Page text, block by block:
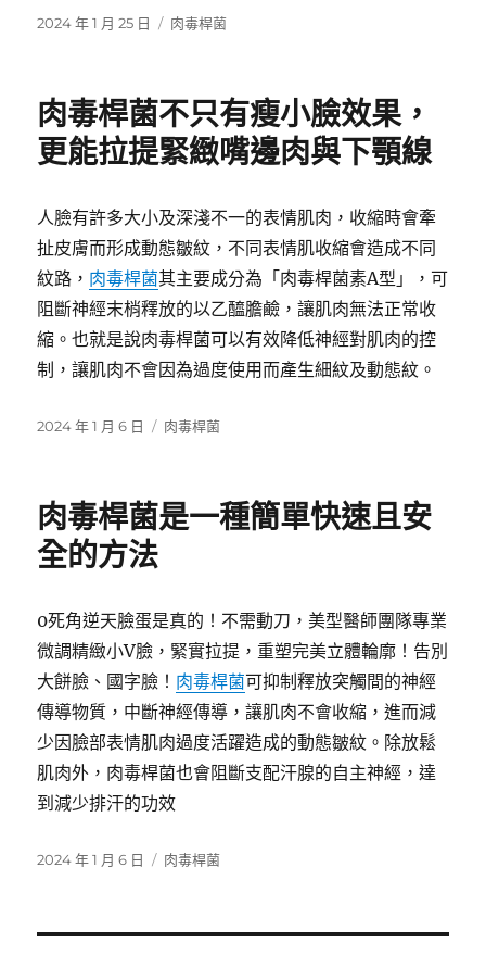
發
2024 年 1 月 25 日
分
肉毒桿菌
肉毒桿菌不只有瘦小臉效果，
更能拉提緊緻嘴邊肉與下顎線
人臉有許多大小及深淺不一的表情肌肉，收縮時會牽
扯皮膚而形成動態皺紋，不同表情肌收縮會造成不同
紋路， 肉毒桿菌其主要成分為「肉毒桿菌素A型」，可
阻斷神經末梢釋放的以乙醯膽鹼，讓肌肉無法正常收
縮。也就是說肉毒桿菌可以有效降低神經對肌肉的控
制，讓肌肉不會因為過度使用而產生細紋及動態紋。
發
2024 年 1 月 6 日
分
肉毒桿菌
肉毒桿菌是一種簡單快速且安
全的方法
0死角逆天臉蛋是真的！不需動刀，美型醫師團隊專業
微調精緻小V臉，緊實拉提，重塑完美立體輪廓！告別
大餅臉、國字臉！ 肉毒桿菌可抑制釋放突觸間的神經
傳導物質，中斷神經傳導，讓肌肉不會收縮，進而減
少因臉部表情肌肉過度活躍造成的動態皺紋。除放鬆
肌肉外，肉毒桿菌也會阻斷支配汗腺的自主神經，達
到減少排汗的功效
發
2024 年 1 月 6 日
分
肉毒桿菌